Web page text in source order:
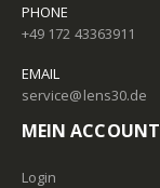
PHONE
+49 172 43363911
EMAIL
service@lens30.de
MEIN ACCOUNT
Login